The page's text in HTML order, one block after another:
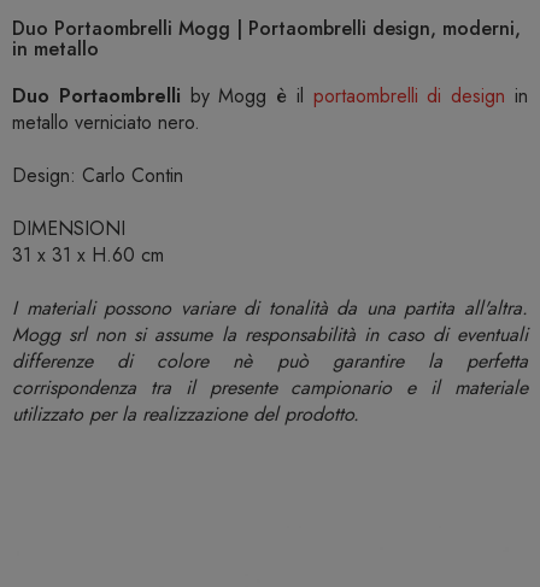
Duo Portaombrelli Mogg | Portaombrelli design, moderni,
in metallo
Duo Portaombrelli by Mogg è il portaombrelli di design in
metallo verniciato nero.
Design: Carlo Contin
DIMENSIONI
31 x 31 x H.60 cm
I materiali possono variare di tonalità da una partita all'altra.
Mogg srl non si assume la responsabilità in caso di eventuali
differenze di colore nè può garantire la perfetta
corrispondenza tra il presente campionario e il materiale
utilizzato per la realizzazione del prodotto.